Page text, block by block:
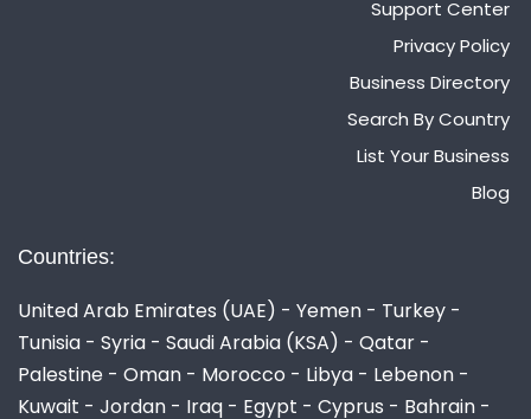
Support Center
Privacy Policy
Business Directory
Search By Country
List Your Business
Blog
Countries:
United Arab Emirates (UAE) - Yemen - Turkey -
Tunisia - Syria - Saudi Arabia (KSA) - Qatar -
Palestine - Oman - Morocco - Libya - Lebenon -
Kuwait - Jordan - Iraq - Egypt - Cyprus - Bahrain -